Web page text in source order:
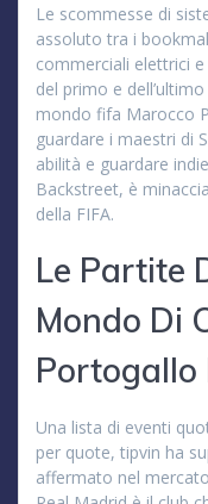
Le scommesse di
assoluto tra i
commerciali elettrici
del primo e
mondo fifa Marocco
guardare i maestri di
abilità e guardare
Backstreet, è
della FIFA.
Le Partite
Mondo Di
Portogallo
Una lista di eventi
per quote, tipvin ha
affermato nel